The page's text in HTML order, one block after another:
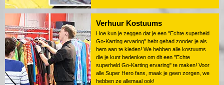
Verhuur Kostuums
Hoe kun je zeggen dat je een "Echte superheld
Go-Karting ervaring" hebt gehad zonder je als
hem aan te kleden! We hebben alle kostuums
die je kunt bedenken om dit een "Echte
superheld Go-Karting ervaring" te maken! Voor
alle Super Hero fans, maak je geen zorgen, we
hebben ze allemaal ook!